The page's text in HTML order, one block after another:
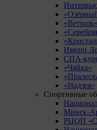
«Ветразь»
Имени
СПА-
«Чайка»
«Надзея»
Спортивные
Минск-
РЦОП